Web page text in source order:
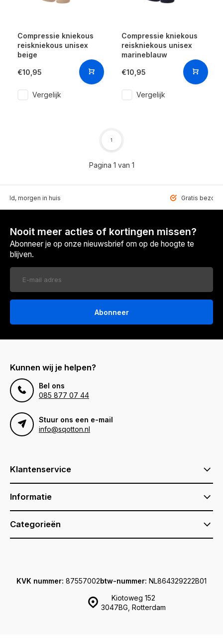
Compressie kniekous
reiskniekous unisex
beige
€10,95
Vergelijk
Compressie kniekous
reiskniekous unisex
marineblauw
€10,95
Vergelijk
Pagina 1 van 1
1
morgen in huis Gratis
Nooit meer acties of kortingen missen?
Abonneer je op onze nieuwsbrief om op de hoogte te
blijven.
Abonneer
Kunnen wij je helpen?
Bel ons
085 877 07 44
Stuur ons een e-mail
info@sqotton.nl
Klantenservice
Informatie
Categorieën
Kiotoweg 152
3047BG, Rotterdam
KVK nummer: 87557002btw-nummer: NL864329222B01